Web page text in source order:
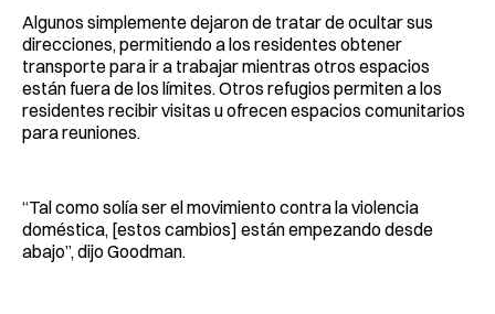
Algunos simplemente dejaron de tratar de ocultar sus
direcciones, permitiendo a los residentes obtener
transporte para ir a trabajar mientras otros espacios
están fuera de los límites. Otros refugios permiten a los
residentes recibir visitas u ofrecen espacios comunitarios
para reuniones.
“Tal como solía ser el movimiento contra la violencia
doméstica, [estos cambios] están empezando desde
abajo”, dijo Goodman.